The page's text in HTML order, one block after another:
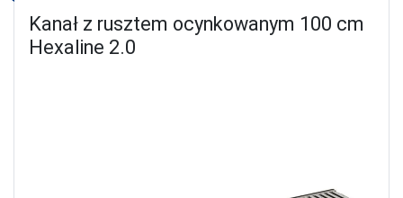
Kanał z rusztem ocynkowanym 100 cm
Hexaline 2.0